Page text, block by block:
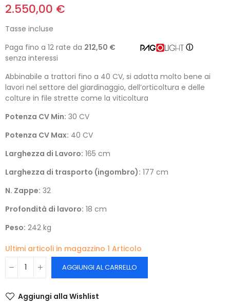
2.550,00 €
Tasse incluse
Paga fino a 12 rate da 212,50 €
senza interessi
ⓘ
Abbinabile a trattori fino a 40 CV, si adatta molto bene ai
lavori nel settore del giardinaggio, dell’orticoltura e delle
colture in file strette come la viticoltura
Potenza CV Min: 30 CV
Potenza CV Max: 40 CV
Larghezza di Lavoro: 165 cm
Larghezza di trasporto (ingombro): 177 cm
N. Zappe: 32
Profondità di lavoro: 18 cm
Peso: 242 kg
Ultimi articoli in magazzino 1 Articolo
AGGIUNGI AL CARRELLO
Aggiungi alla Wishlist